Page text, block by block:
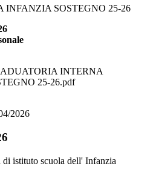
SOSTEGNO 25-26
INTERNA
25-26.pdf
2026
istituto scuola dell' Infanzia